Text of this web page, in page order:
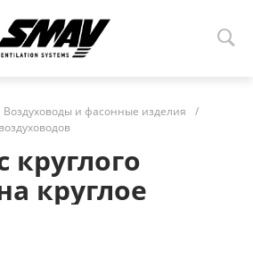
Воздуховоды и фасонные изделия
/
круглого
круглое